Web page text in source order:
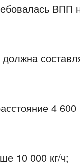
ВПП
4 600
10 000 кг/ч;